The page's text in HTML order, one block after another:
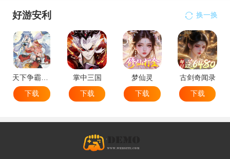
好游安利 换一换
天下争霸三国志
下载
掌中三国
下载
梦仙灵
下载
古剑奇闻录
下载